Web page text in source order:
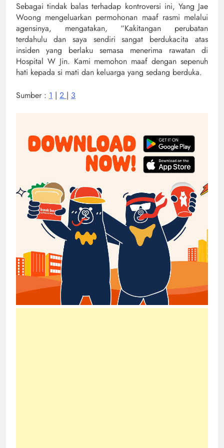
Sebagai tindak balas terhadap kontroversi ini, Yang Jae
Woong mengeluarkan permohonan maaf rasmi melalui
agensinya, mengatakan, “Kakitangan perubatan
terdahulu dan saya sendiri sangat berdukacita atas
insiden yang berlaku semasa menerima rawatan di
Hospital W Jin. Kami memohon maaf dengan sepenuh
hati kepada si mati dan keluarga yang sedang berduka.
Sumber : 1 | 2 | 3